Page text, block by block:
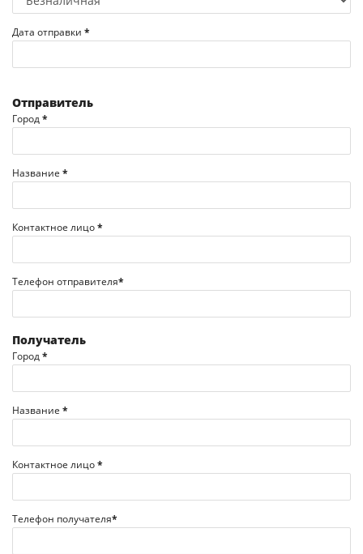
Дата отправки *
Отправитель
Город*
Название *
Контактное лицо*
Телефон отправителя*
Получатель
Город*
Название *
Контактное лицо*
Телефон получателя*